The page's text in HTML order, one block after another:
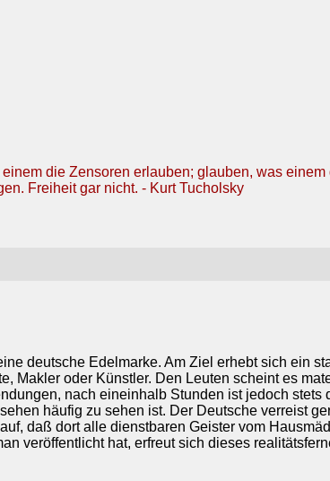
die Zensoren erlauben; glauben, was
Freiheit gar nicht. - Kurt Tucholsky
deutsche Edelmarke. Am Ziel erhebt sich ein
Makler oder Künstler. Den Leuten scheint es
nach eineinhalb Stunden ist jedoch stets
häufig zu sehen ist. Der Deutsche verreist
daß dort alle dienstbaren Geister vom
veröffentlicht hat, erfreut sich dieses